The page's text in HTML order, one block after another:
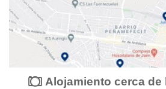
Alojamiento cerca de